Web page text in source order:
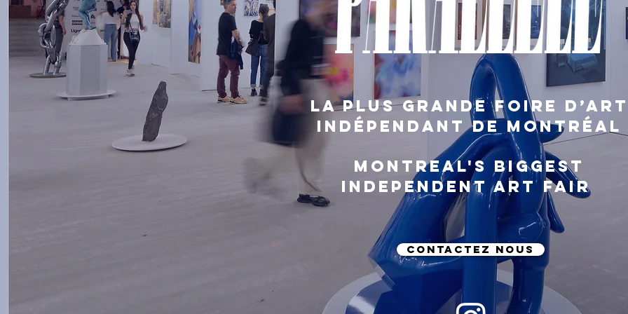
CONTACTEZ NOUS
LA PLUS GRANDE FOIRE D’ART
INDÉPENDANT DE Montréal
MONTREAL'S BIGGEST
INDEPENDENT ART FAIR